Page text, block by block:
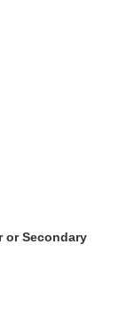
or Secondary